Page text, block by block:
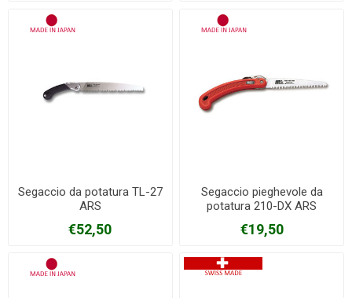
Segaccio da potatura TL-27
ARS
€52,50
Segaccio pieghevole da
potatura 210-DX ARS
€19,50